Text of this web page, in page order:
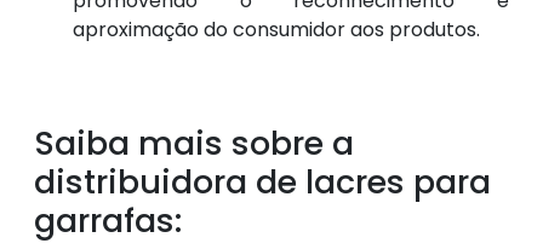
aproximação do consumidor aos produtos.
Saiba mais sobre a
distribuidora de lacres para
garrafas: